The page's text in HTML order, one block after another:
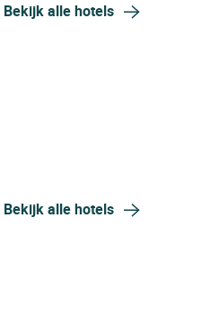
Bekijk alle hotels
Bekijk alle hotels